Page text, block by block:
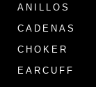
ANILLOS
CADENAS
CHOKER
EARCUFF